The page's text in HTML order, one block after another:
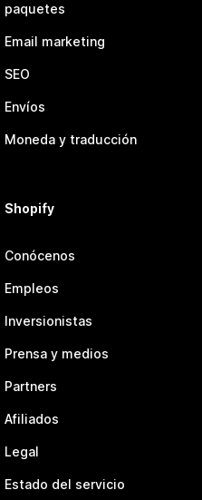
paquetes
Email marketing
SEO
Envíos
Moneda y traducción
Shopify
Conócenos
Empleos
Inversionistas
Prensa y medios
Partners
Afiliados
Legal
Estado del servicio